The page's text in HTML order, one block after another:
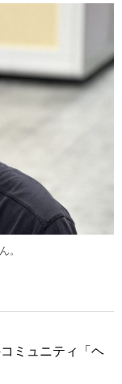
。
ミュニティ「ヘ